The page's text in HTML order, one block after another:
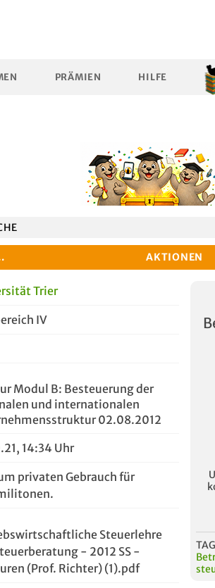
PRÄMIEN HILFE
AKTIONEN
Trier
IV
Modul B: Besteuerung der
und internationalen
02.08.2012
14:34 Uhr
privaten Gebrauch für
Steuerlehre
- 2012 SS -
(Prof. Richter) (1).pdf